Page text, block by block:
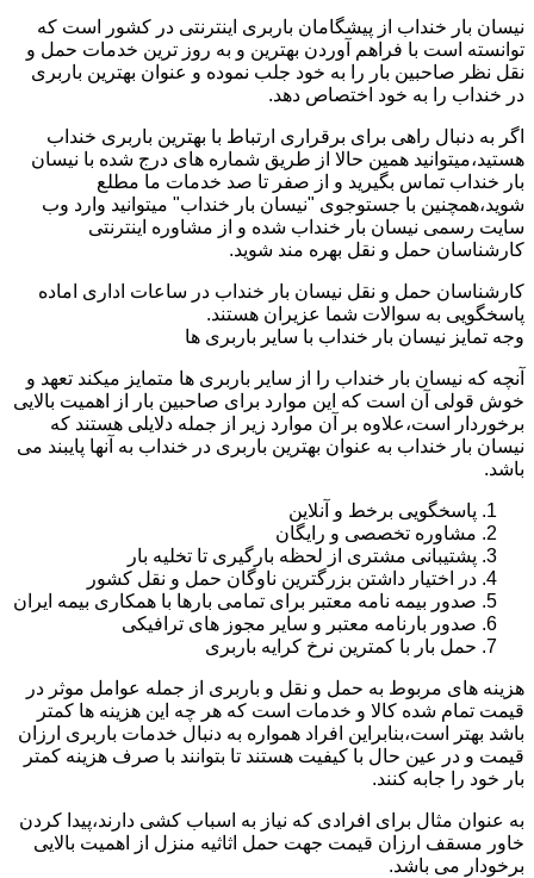
نیسان بار خنداب از پیشگامان باربری اینترنتی در کشور است که
توانسته است با فراهم آوردن بهترین و به روز ترین خدمات حمل و
نقل نظر صاحبین بار را به خود جلب نموده و عنوان بهترین باربری
در خنداب را به خود اختصاص دهد.
اگر به دنبال راهی برای برقراری ارتباط با بهترین باربری خنداب
هستید،میتوانید همین حالا از طریق شماره های درج شده با نیسان
بار خنداب تماس بگیرید و از صفر تا صد خدمات ما مطلع
شوید،همچنین با جستوجوی "نیسان بار خنداب" میتوانید وارد وب
سایت رسمی نیسان بار خنداب شده و از مشاوره اینترنتی
کارشناسان حمل و نقل بهره مند شوید.
کارشناسان حمل و نقل نیسان بار خنداب در ساعات اداری اماده
پاسخگویی به سوالات شما عزیران هستند.
وجه تمایز نیسان بار خنداب با سایر باربری ها
آنچه که نیسان بار خنداب را از سایر باربری ها متمایز میکند تعهد و
خوش قولی آن است که این موارد برای صاحبین بار از اهمیت بالایی
برخوردار است،علاوه بر آن موارد زیر از جمله دلایلی هستند که
نیسان بار خنداب به عنوان بهترین باربری در خنداب به آنها پایبند می
باشد.
پاسخگویی برخط و آنلاین
مشاوره تخصصی و رایگان
پشتیبانی مشتری از لحظه بارگیری تا تخلیه بار
در اختیار داشتن بزرگترین ناوگان حمل و نقل کشور
صدور بیمه نامه معتبر برای تمامی بارها با همکاری بیمه ایران
صدور بارنامه معتبر و سایر مجوز های ترافیکی
حمل بار با کمترین نرخ کرایه باربری
هزینه های مربوط به حمل و نقل و باربری از جمله عوامل موثر در
قیمت تمام شده کالا و خدمات است که هر چه این هزینه ها کمتر
باشد بهتر است،بنابراین افراد همواره به دنبال خدمات باربری ارزان
قیمت و در عین حال با کیفیت هستند تا بتوانند با صرف هزینه کمتر
بار خود را جابه کنند.
به عنوان مثال برای افرادی که نیاز به اسباب کشی دارند،پیدا کردن
خاور مسقف ارزان قیمت جهت حمل اثاثیه منزل از اهمیت بالایی
برخودار می باشد.